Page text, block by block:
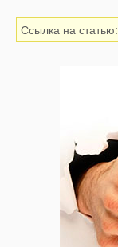
Ссылка на статью: